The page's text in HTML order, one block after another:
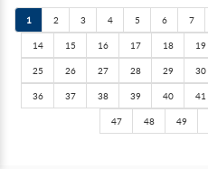
1 2 3 4 5 6 7
14
15 16 17 18 19
25
26 27 28 29 30
36
37 38 39 40 41
47
48 49